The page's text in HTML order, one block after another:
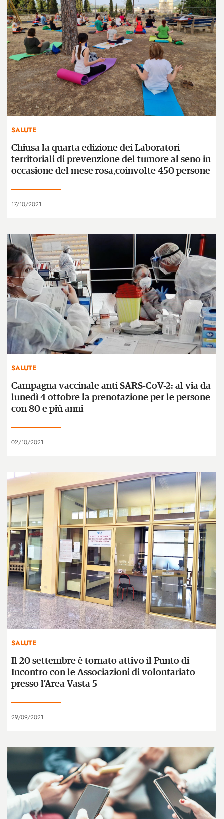
SALUTE
Chiusa la quarta edizione dei Laboratori
territoriali di prevenzione del tumore al seno in
occasione del mese rosa,coinvolte 450 persone
17/10/2021
SALUTE
Campagna vaccinale anti SARS-CoV-2: al via da
lunedì 4 ottobre la prenotazione per le persone
con 80 e più anni
02/10/2021
SALUTE
Il 20 settembre è tornato attivo il Punto di
Incontro con le Associazioni di volontariato
presso l’Area Vasta 5
29/09/2021